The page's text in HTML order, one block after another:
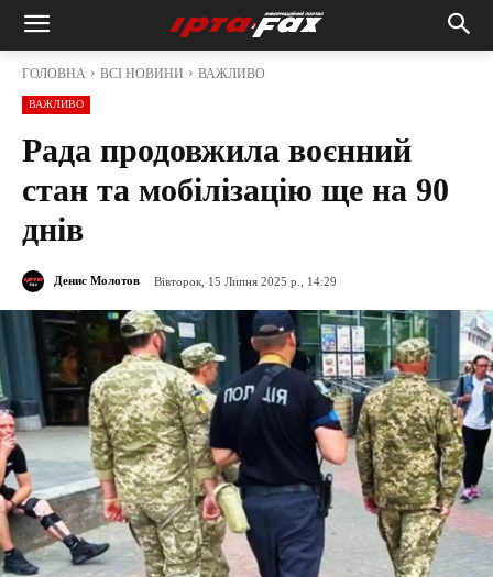
ГОЛОВНА ВСІ НОВИНИ ВАЖЛИВО
ВАЖЛИВО
Рада продовжила воєнний
стан та мобілізацію ще на 90
днів
Денис Молотов Вівторок, 15 Липня 2025 р., 14:29